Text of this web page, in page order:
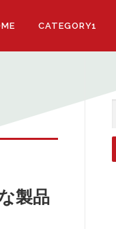
CATEGORY1
製品